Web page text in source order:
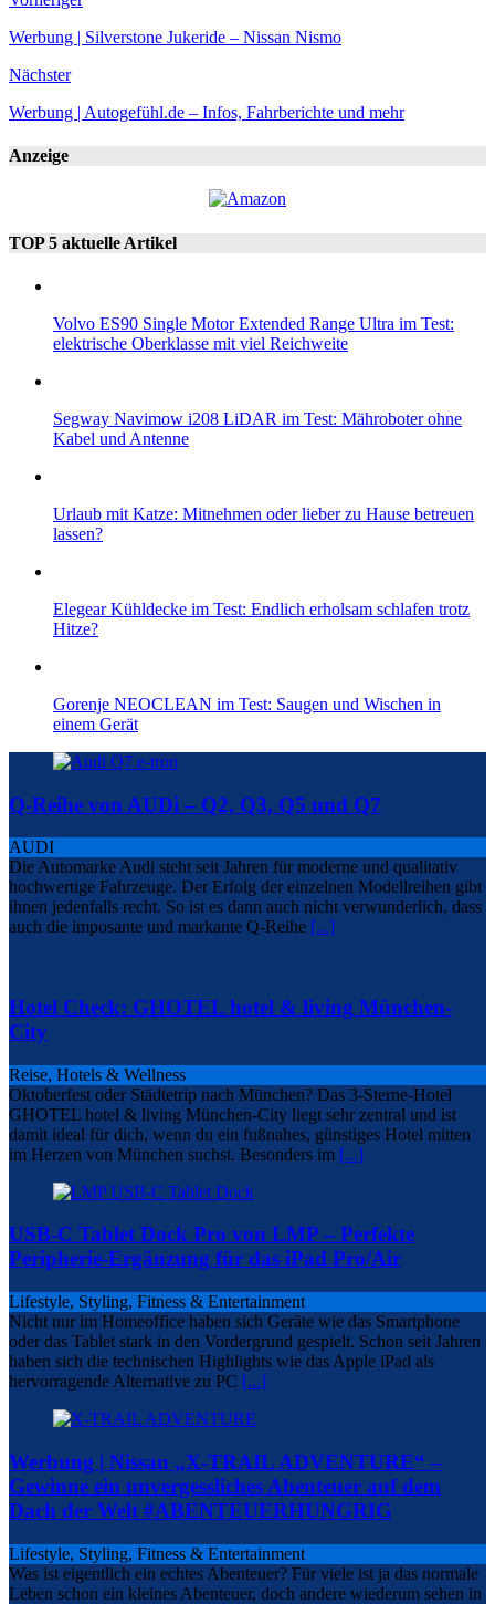
Werbung | Silverstone Jukeride – Nissan Nismo
Nächster
Werbung | Autogefühl.de – Infos, Fahrberichte und mehr
Anzeige
TOP 5 aktuelle Artikel
Volvo ES90 Single Motor Extended Range Ultra im Test:
elektrische Oberklasse mit viel Reichweite
Segway Navimow i208 LiDAR im Test: Mähroboter ohne
Kabel und Antenne
Urlaub mit Katze: Mitnehmen oder lieber zu Hause betreuen
lassen?
Elegear Kühldecke im Test: Endlich erholsam schlafen trotz
Hitze?
Gorenje NEOCLEAN im Test: Saugen und Wischen in
einem Gerät
Q-Reihe von AUDi – Q2, Q3, Q5 und Q7
AUDI
Die Automarke Audi steht seit Jahren für moderne und qualitativ
hochwertige Fahrzeuge. Der Erfolg der einzelnen Modellreihen gibt
ihnen jedenfalls recht. So ist es dann auch nicht verwunderlich, dass
auch die imposante und markante Q-Reihe [...]
Hotel Check: GHOTEL hotel & living München-
City
Reise, Hotels & Wellness
Oktoberfest oder Städtetrip nach München? Das 3-Sterne-Hotel
GHOTEL hotel & living München-City liegt sehr zentral und ist
damit ideal für dich, wenn du ein fußnahes, günstiges Hotel mitten
im Herzen von München suchst. Besonders im [...]
USB-C Tablet Dock Pro von LMP – Perfekte
Peripherie-Ergänzung für das iPad Pro/Air
Lifestyle, Styling, Fitness & Entertainment
Nicht nur im Homeoffice haben sich Geräte wie das Smartphone
oder das Tablet stark in den Vordergrund gespielt. Schon seit Jahren
haben sich die technischen Highlights wie das Apple iPad als
hervorragende Alternative zu PC [...]
Werbung | Nissan „X-TRAIL ADVENTURE“ –
Gewinne ein unvergessliches Abenteuer auf dem
Dach der Welt #ABENTEUERHUNGRIG
Lifestyle, Styling, Fitness & Entertainment
Was ist eigentlich ein echtes Abenteuer? Für viele ist ja das normale
Leben schon ein kleines Abenteuer, doch andere wiederum sehen in